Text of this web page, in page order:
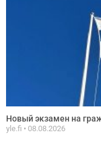
Новый экзамен на
yle.fi 08.08.2026